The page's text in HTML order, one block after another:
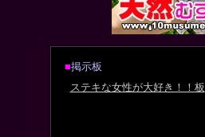
■掲示板
ステキな女性が大好き！！板